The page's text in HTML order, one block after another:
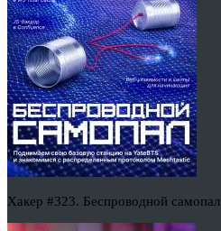
Хакер #323. Беспроводной самопал